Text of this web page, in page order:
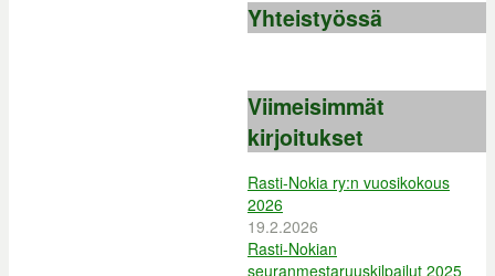
Yhteistyössä
Viimeisimmät
kirjoitukset
Rasti-Nokia ry:n vuosikokous
2026
19.2.2026
Rasti-Nokian
seuranmestaruuskilpailut 2025